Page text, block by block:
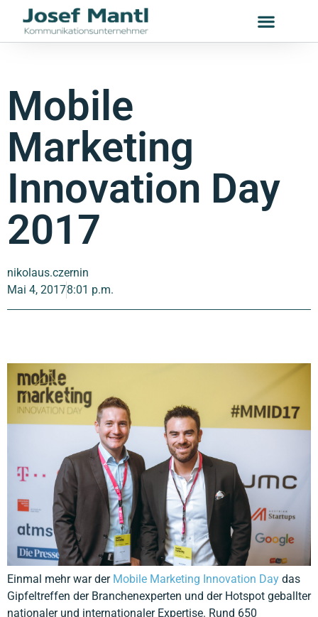
Mobile
Marketing
Innovation Day
2017
nikolaus.czernin
Mai 4, 20178:01 p.m.
Einmal mehr war der Mobile Marketing Innovation Day das Gipfeltreffen der Branchenexperten und der Hotspot geballter nationaler und internationaler Expertise. Rund 650 TeilnehmerInnen des MMID lauschten gebannt bahnbrechenden Keynotes von Top-Speakern von Google, Facebook, Zalando, Mastercard, T-Mobile, ORF und vielen mehr. Projektmanager Daniel Bessler, das JMC Team und ich holten Top-Speaker wie Ralf Ohlenbostel und Giulia Tobaldin (Zalando), Mastercard Österreich-Chef Gerald Gruber, T-Mobile Online Product Manager Paul Stuefer, Alexandra Fida (ORF), Désiré Athow (Techradar London), Susann Fischer (Facebook/Instagram Dublin), Martin Heller (IntoVR Berlin), Lars Schmiedgen (LOVOO Dresden), Dominik Wöber (Google Hamburg), Markus Buchner (atms), Wolfgang Stockner (mobile-pocket), Christine Bachler (UBER Eats) und viele mehr in die Bundeshauptstadt, um ihre Erfahrungswerte und Insights zum Thema Mobile Marketing mit den interessierten BesucherInnen zu teilen. „Brand Building in a Mobile World“: Susann Fischer, extra von den europäischen Headquarters von Facebook/Instagram in Dublin eingeflogen, gab beeindruckende Zahlen zur Nutzung von Facebook auf mobile Devices preis. User verbringen heutzutage täglich mehr als drei Stunden am Smartphone, 87 Prozent davon in Apps. In Österreich nutzen mehr als 3,3 Millionen User Facebook monatlich auf dem Smartphone und mehr als 2,6 Millionen sogar täglich. 72 Prozent recherchieren Produkte online auf dem Smartphone, daher nutzen immer mehr große Unternehmen Mobile Marketing, um ihre Zielgruppen zu erreichen. Laut einer aktuellen Umfrage nehmen 82 Prozent der Menschen Video-Ads am Smartphone mit einer höheren Aufmerksamkeit wahr als am TV. Die drei Hauptfaktoren für erfolgreiche Kampagnen auf Facebook sind Targeting, Platzierung und Kreativität. Smart Targeting, also die Abstimmung auf die richtige Zielgruppen, spielt hier eine besonders große Rolle. Die Marke Tchibo hat für ihre Facebook Kampagne sieben relevante Zielgruppen festgelegt und diese mit sieben kurzen Short Mobile Feed Video Ads bespielt. 90 Prozent aller User die eine Ad online gesehen haben, haben später am Point of Sale einen Kauf getätigt, obwohl sie nicht einmal auf die Ad geklickt haben. „Artificial Intelligence: A digital Transformation Accelerator“: Paul Stuefer von T-Mobile Austria sprach über künstliche Intelligenz und die damit einhergehende digitale Transformation. Die Konkurrenz am Lautsprecher-Assistenten Markt wird mit Apples Siri, Googles Home, Microsofts Cortana oder Amazons Echo Alexa immer härter. Auch T-Mobile hat die Entwicklung zur Artificial Intelligence schnell erkannt und vor drei Jahren Tinka, eine interaktive Kommunikations-Assistentin für Kunden, eingeführt. T-Mobile möchte sich damit von anderen Telecom-Anbietern differenzieren, Kundenprobleme schnell erkennen und lösen und somit die Marke und all ihre Services nahe an den Kunden bringen. Durch die Einführung künstlicher Intelligenz hat sich der Arbeitsmodus verändert, jedoch werden durch A.I. nicht Arbeitsplätze abgebaut, sondern die Arbeit der Kundenbetreuer erleichtert. Zurzeit interagieren bereits 500.000 User mit Tinka und die Tendenz ist steigend. „Die Zukunft des Smart Payments Wie werden wir in der Zukunft bezahlen?“: Diese Frage stellen sich zurzeit Banken, Unternehmen und Kunden. Laut Gerald Gruber, General Manager von Mastercard, ist die Frage des Bezahlens in der Zukunft noch offen. In einer Zeit des technologischen Wandels und der Herausforderung der digitalisierten Welt gibt es mittlerweile 300 unterschiedliche Bezahlmethoden. Rund 250 Start-ups befassen sich mit Payment als Kern- oder Randbereich. Schnelles, sicheres Bezahlen ist die Kernfrage in der digitalen Transformation mit der sich Buzzwords wie Biometrics, Digital Currencies und Blockchains, Robotics, Chatbots, Virtual Reality, A.I., Wearables oder Internet of Things befassen. Biometrics wie Fingerprint, Gesichts- oder Iris-Scan werden weltweit schon erfolgreich eingesetzt. Mit künstlicher Intelligenz soll die Kundenschnittstelle automatisiert und die Kunden vor Betrug bewahrt werden. Mit der Entwicklung des Internet of Things entstehen immer mehr neue Geschäftsmodelle, die alle Devices und Gegenstände im Haushalt miteinander vernetzen, wie zum Beispiel der Samsung Kühlschrank der automatisch fehlende Lebensmittel nachbestellt oder das smarte Auto, bei dem über das On Board System bestellt und bezahlt werden kann. Noch laufen weltweit jedoch 85 Prozent aller Transaktionen in bar ab. „Conversational Marketing: New Power for Customer Service & Marketing“: Heutzutage ist eine Welt ohne Smartphone und ohne Internet unvorstellbar. Messaging Services haben mittlerweile Social Networks in einer explosionsartigen Verbreitungswelle überholt und sind weiter auf dem Vormarsch. Immer mehr Unternehmen digitalisieren ihre Geschäftsprozesse via Messaging Services. Markus Buchner (atms) unterstreichtdiese Entwicklungen mit aktuellen Zahlen von Nutzern pro Monat: WhatsApp und Facebook Messenger liegen hier bei 1,2 Milliarden, WeChat bei 806 Millionen, Skype bei 300 Millionen, Viber bei 240 Millionen und Telegram bei 170 Millionen Nutzern. Mehr als 93 Prozent nutzen Messaging Services auf Mobile Devices. Messaging Services haben den Vorteil, dass sie eine globale Reichweite haben, kostenlos für den Nutzer, schnell und multimedial anwendbar, dialogfähig, einfach bedienbar, automatisierbar und shareable sind. Dadurch wird den Kunden bestes Service geboten auf einem Mehrwegkanal geboten, bei dem die Unternehmen direkt mit dem Kunden in Kontakt treten können. Der Hype um Apps sinkt stetig, manche Unternehmen sind sogar nur mehr über WhatsApp zu erreichen. „How to use 360 Grad Videos/VR for Brands“: Martin Heller von intoVR aus Berlin erzählte am Beispiel von Audi wie Automobilhersteller Virtual Reality für werbliche Zwecke einsetzen, so konnten sich Audi Kunden in Norwegen in einem Sandkasten ihre eigene Rennstrecke bauen, die sie dann mithilfe einer VR-Brille auch abfahren konnten. 360 Grad Videos lassen sich mittlerweile schnell und einfach mit der Hero Freedom 360 oder der Samsung Gear 360 produzieren und direkt online stellen. Immer mehr Unternehmen nutzen 360 Grad Videos um ihren Kunden eine hautnahe Experience zu liefern. „One-Step-Checkout at POS – A Smart Combination of Loyalty and Payment“: Immer mehr Mobile Pockets etablieren sich am Markt obwohl das Transaktionsvolumen in Österreich noch gering ist, laut Wolfgang Stockner von mobile pocket. Händler und Banken verlieren immer mehr den Kundenkontakt und es wird höchste Zeit zu handeln. Erfolgreiche Unternehmen begleiten ihre Kunden auf dem gesamten User Journey. Gezielte Ansprache der Konsumenten und vielfältige Möglichkeiten am POS schaffen hier neue Kaufimpulse. Bezahlen so einfach wie möglich zu gestalten, die Daten anonym zu sammeln und den Kunden mit gezielten Angeboten am Besten zu servicieren sind hier Erfolgsfaktoren. Mit der Schwesterfirma Blue Code wird die loyale Kundenbindung und Bezahlung in einem Schritt möglich so ist der User Journey für Händler und Banken abgedeckt. Hier liegt der Fokus auf der optimalen Customer Experience. Alles wird auf den Nutzer zugeschnitten: Kundenkarten digitalisiert und Bezahlung einfach mittels Barcode auf dem Smartphone im One-Step-Checkout an der Kassa möglich. Auch auf Großevents wie zum Beispiel dem Oktoberfest in München soll die Zahlung per Mobile Pocket demnächst eingesetzt werden. „How the Future of Mobile Technology could influence Mobile Marketing“: Mit der Einführung des iPhones 2007 hat Apple den gesamten Markt verändert und seitdem bewegen sich alle Trends in Richtung Mobile Device, weg vom Desktop. Mittlerweile nutzen 90 Prozent der User Facebook am Smartphone. Mobile Phones sind heutzutage der dominante Market Driver laut Désiré Athow von Techradar London. „Performance Marketing Driven by Machine Learning“: Knapp 90 Prozent aller Österreicher besitzen ein Smartphone und die mobile Nutzung nimmt immer weiter zu. Dominik Wöber von Google Hamburg erklärte wie das maschinelles Lernen auf Algorithmen von Google für die Bewerbung von Produkten eingesetzt wird. Der Google Translate Algorithmus ist mittlerweile zu fast 80 Prozent akkurat. Im Durchschnitt lädt eine Website 22 Sekunden mit 3G am Smartphone, die User Erwartung liegt jedoch bei zwei Sekunden. Der Desktop Traffic sinkt stetig dafür steigt die Nutzung am Smartphone und Tablet. Gerade für Reiseunternehmen ist Mobile Marketing sehr wichtig denn die Kunden recherchieren über das Smartphone, buchen aber dann am Desktop. Mehr als 50 Prozent aller Kunden nutzen noch Last Click Modelle, im Vergleich nur 23 Prozent Daten getriebene Modelle. Drei Gründe dafür sind das fehlende Know-how, die mangelnde Zeit und technische Einschränkungen. In Österreich werden noch immer 95 Prozent des Handelsumsatzes offline gemacht. „Start ups: The Key Driver for Shaping our Disruptive Future“: Die digitale Transformation und der rasante wirtschaftliche Wandel sind fundamental nicht umkehrbar. Heute wird alles digitalisiert und ohne Digitalisierung wird kein Unternehmen überleben. Laut Business Angel Michael Altrichter gibt es zehn Prozent der Unternehmen nicht einmal mehr, die vor 50 Jahren in den Fortune 500 waren und entsprechend dem Forschungsinstitut der Bundesagentur für Arbeit in Deutschland werden bis 2025 1,5 Millionen Arbeitsplätze verschwinden. 2016 stehen nur mehr Tech-Unternehmen wie Apple, Google und Facebook weltweit an der Spitze, trotzdem sind nur sechs Prozent deutscher Unternehmen überzeugt, dass Digitalisierung wichtig ist. Auch Österreich muss im digitalen Sektor dringend aufholen und darf sich nicht länger als Land der Bausparer und Unternehmenskritiker sehen. Um dieser Entwicklung entgegenzuwirken, wird gerade die Factory 300, ein Start-up Campus in Linz entwickelt, der als innovatives Förderinstitut für Start-ups in Österreich dienen soll. The Mobile Evolution – Apps, PWAs and other Monsters Zum krönenden Abschluss gaben Ralf Ohlenbostel und Giulia Tobaldin von Zaland